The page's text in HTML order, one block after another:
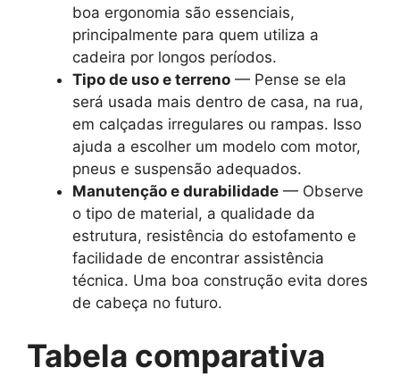
boa ergonomia são essenciais,
principalmente para quem utiliza a
cadeira por longos períodos.
Tipo de uso e terreno — Pense se ela
será usada mais dentro de casa, na rua,
em calçadas irregulares ou rampas. Isso
ajuda a escolher um modelo com motor,
pneus e suspensão adequados.
Manutenção e durabilidade — Observe
o tipo de material, a qualidade da
estrutura, resistência do estofamento e
facilidade de encontrar assistência
técnica. Uma boa construção evita dores
de cabeça no futuro.
Tabela comparativa